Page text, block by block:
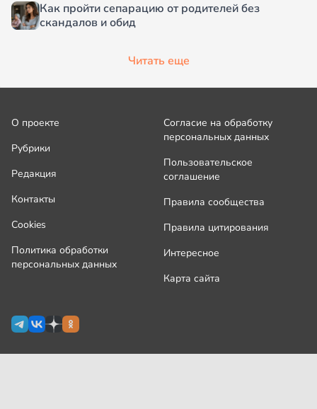
Как пройти сепарацию от родителей без
скандалов и обид
Читать еще
О проекте
Рубрики
Редакция
Контакты
Cookies
Политика обработки
персональных данных
Согласие на обработку
персональных данных
Пользовательское
соглашение
Правила сообщества
Правила цитирования
Интересное
Карта сайта